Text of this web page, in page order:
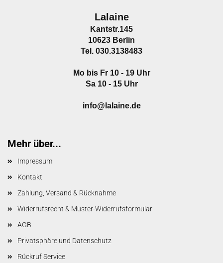
Lalaine
Kantstr.145
10623 Berlin
Tel. 030.3138483
Mo bis Fr 10 - 19 Uhr
Sa 10 - 15 Uhr
info@lalaine.de
Mehr über...
Impressum
Kontakt
Zahlung, Versand & Rücknahme
Widerrufsrecht & Muster-Widerrufsformular
AGB
Privatsphäre und Datenschutz
Rückruf Service